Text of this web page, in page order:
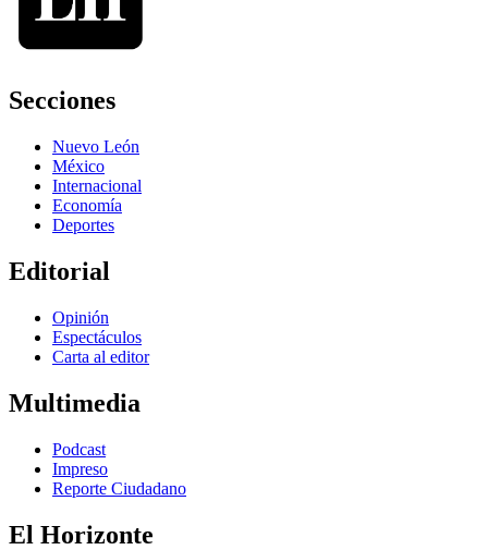
Secciones
Nuevo León
México
Internacional
Economía
Deportes
Editorial
Opinión
Espectáculos
Carta al editor
Multimedia
Podcast
Impreso
Reporte Ciudadano
El Horizonte